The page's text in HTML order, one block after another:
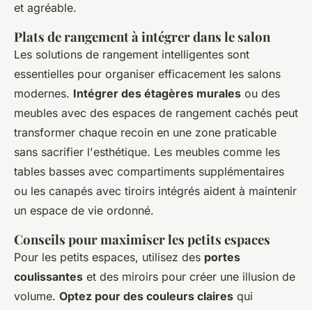
et agréable.
Plats de rangement à intégrer dans le salon
Les solutions de rangement intelligentes sont
essentielles pour organiser efficacement les salons
modernes. Intégrer des étagères murales ou des
meubles avec des espaces de rangement cachés peut
transformer chaque recoin en une zone praticable
sans sacrifier l'esthétique. Les meubles comme les
tables basses avec compartiments supplémentaires
ou les canapés avec tiroirs intégrés aident à maintenir
un espace de vie ordonné.
Conseils pour maximiser les petits espaces
Pour les petits espaces, utilisez des portes
coulissantes et des miroirs pour créer une illusion de
volume. Optez pour des couleurs claires qui